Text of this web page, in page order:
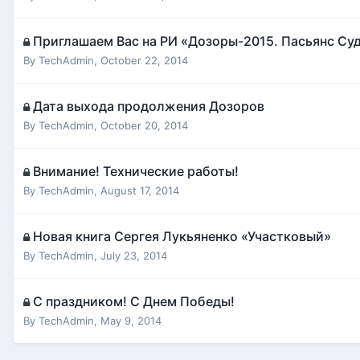
Приглашаем Вас на РИ «Дозоры-2015. Пасьянс
By TechAdmin, October 22, 2014
Дата выхода продолжения Дозоров
By TechAdmin, October 20, 2014
Внимание! Технические работы!
By TechAdmin, August 17, 2014
Новая книга Сергея Лукьяненко «Участковый»
By TechAdmin, July 23, 2014
С праздником! С Днем Победы!
By TechAdmin, May 9, 2014